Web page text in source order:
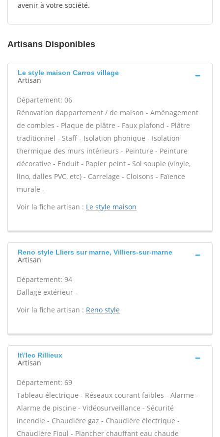
avenir à votre société.
Artisans Disponibles
Le style maison Carros village
Artisan
Département: 06
Rénovation dappartement / de maison - Aménagement
de combles - Plaque de plâtre - Faux plafond - Plâtre
traditionnel - Staff - Isolation phonique - Isolation
thermique des murs intérieurs - Peinture - Peinture
décorative - Enduit - Papier peint - Sol souple (vinyle,
lino, dalles PVC, etc) - Carrelage - Cloisons - Faïence
murale -
Voir la fiche artisan : Le style maison
Reno style Lliers sur marne, Villiers-sur-marne
Artisan
Département: 94
Dallage extérieur -
Voir la fiche artisan : Reno style
It\'lec Rillieux
Artisan
Département: 69
Tableau électrique - Réseaux courant faibles - Alarme -
Alarme de piscine - Vidéosurveillance - Sécurité
incendie - Chaudière gaz - Chaudière électrique -
Chaudière Fioul - Plancher chauffant eau chaude